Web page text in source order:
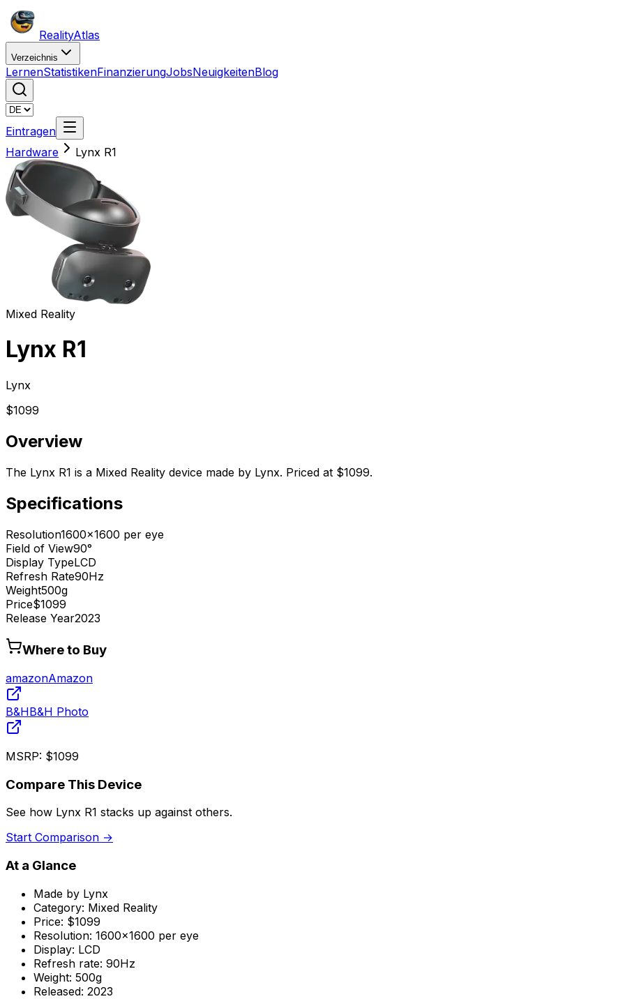
RealityAtlas
Verzeichnis
LernenStatistikenFinanzierungJobsNeuigkeitenBlog
Eintragen
Hardware
Lynx R1
Mixed Reality
Lynx R1
Lynx
$1099
Overview
The Lynx R1 is a Mixed Reality device made by Lynx. Priced at $1099.
Specifications
Resolution1600x1600 per eye
Field of View90°
Display TypeLCD
Refresh Rate90Hz
Weight500g
Price$1099
Release Year2023
Where to Buy
amazonAmazon
B&HB&H Photo
MSRP: $1099
Compare This Device
See how Lynx R1 stacks up against others.
Start Comparison →
At a Glance
Made by Lynx
Category: Mixed Reality
Price: $1099
Resolution: 1600x1600 per eye
Display: LCD
Refresh rate: 90Hz
Weight: 500g
Released: 2023